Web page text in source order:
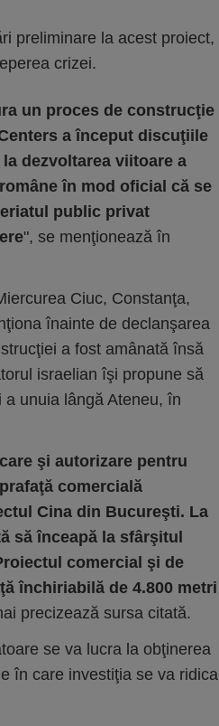
preliminare la acest proiect,
crizei.
un proces de construcţie
a început discuţiile
dezvoltarea viitoare a
în mod oficial că se
public privat
", se menţionează în
Ciuc, Constanţa,
înainte de declanşarea
a fost amânată însă
israelian îşi propune să
unuia lângă Ateneu, în
şi autorizare pentru
comercială
Cina din Bucureşti. La
să înceapă la sfârşitul
comercial şi de
închiriabilă de 4.800 metri
precizează sursa citată.
se va lucra la obţinerea
în care investiţia se va ridica